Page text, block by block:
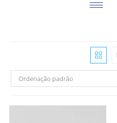
Ordenação padrão